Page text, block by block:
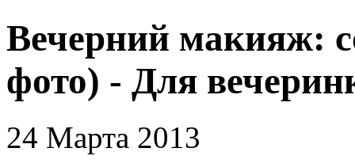
Вечерний макияж:
фото) - Для
24 Марта 2013